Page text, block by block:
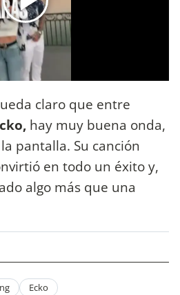
claro que entre
hay muy buena onda,
pantalla. Su canción
en todo un éxito y,
algo más que una
Ecko